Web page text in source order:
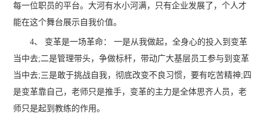
每一位职员的平台。大河有水小河满，只有企业发展了，个人才
能在这个舞台展示自我价值。
4、 变革是一场革命： 一是从我做起，全身心的投入到变革
当中去;二是管理带头，争做标杆，带动广大基层员工参与到变革
当中去;三是敢于挑战自我，彻底改变不良习惯，要有吃苦精神;四
是变革靠自己，老师只是推手，变革的主力是全体思齐人员，老
师只是起到教练的作用。